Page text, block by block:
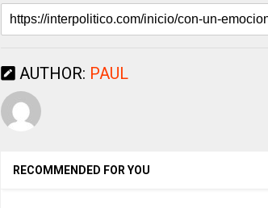
AUTHOR: PAUL
RECOMMENDED FOR YOU